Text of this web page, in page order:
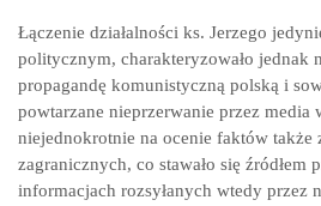
Łączenie działalności ks. Jerzego
politycznym, charakteryzowało jednak
propagandę komunistyczną polską i
powtarzane nieprzerwanie przez media
niejednokrotnie na ocenie faktów także
zagranicznych, co stawało się źródłem
informacjach rozsyłanych wtedy przez